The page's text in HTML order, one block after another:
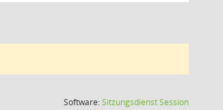
Software:SitzungsdienstSession(Wird in